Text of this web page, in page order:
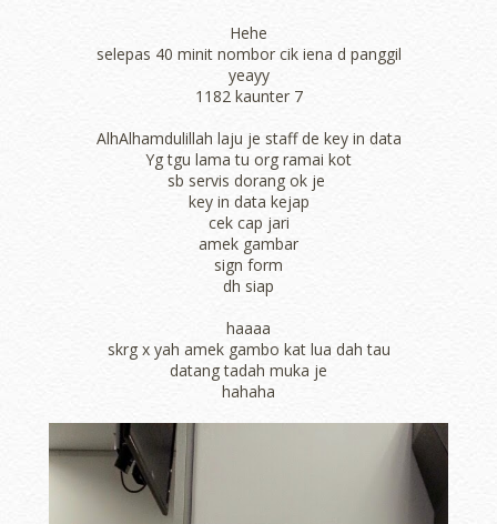
Hehe
selepas 40 minit nombor cik iena d panggil
yeayy
1182 kaunter 7
AlhAlhamdulillah laju je staff de key in data
Yg tgu lama tu org ramai kot
sb servis dorang ok je
key in data kejap
cek cap jari
amek gambar
sign form
dh siap
haaaa
skrg x yah amek gambo kat lua dah tau
datang tadah muka je
hahaha